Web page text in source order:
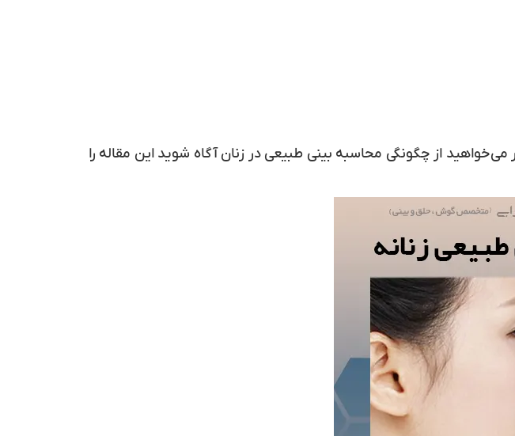
از چگونگی محاسبه بینی طبیعی در زنان آگاه شوید این مقاله را